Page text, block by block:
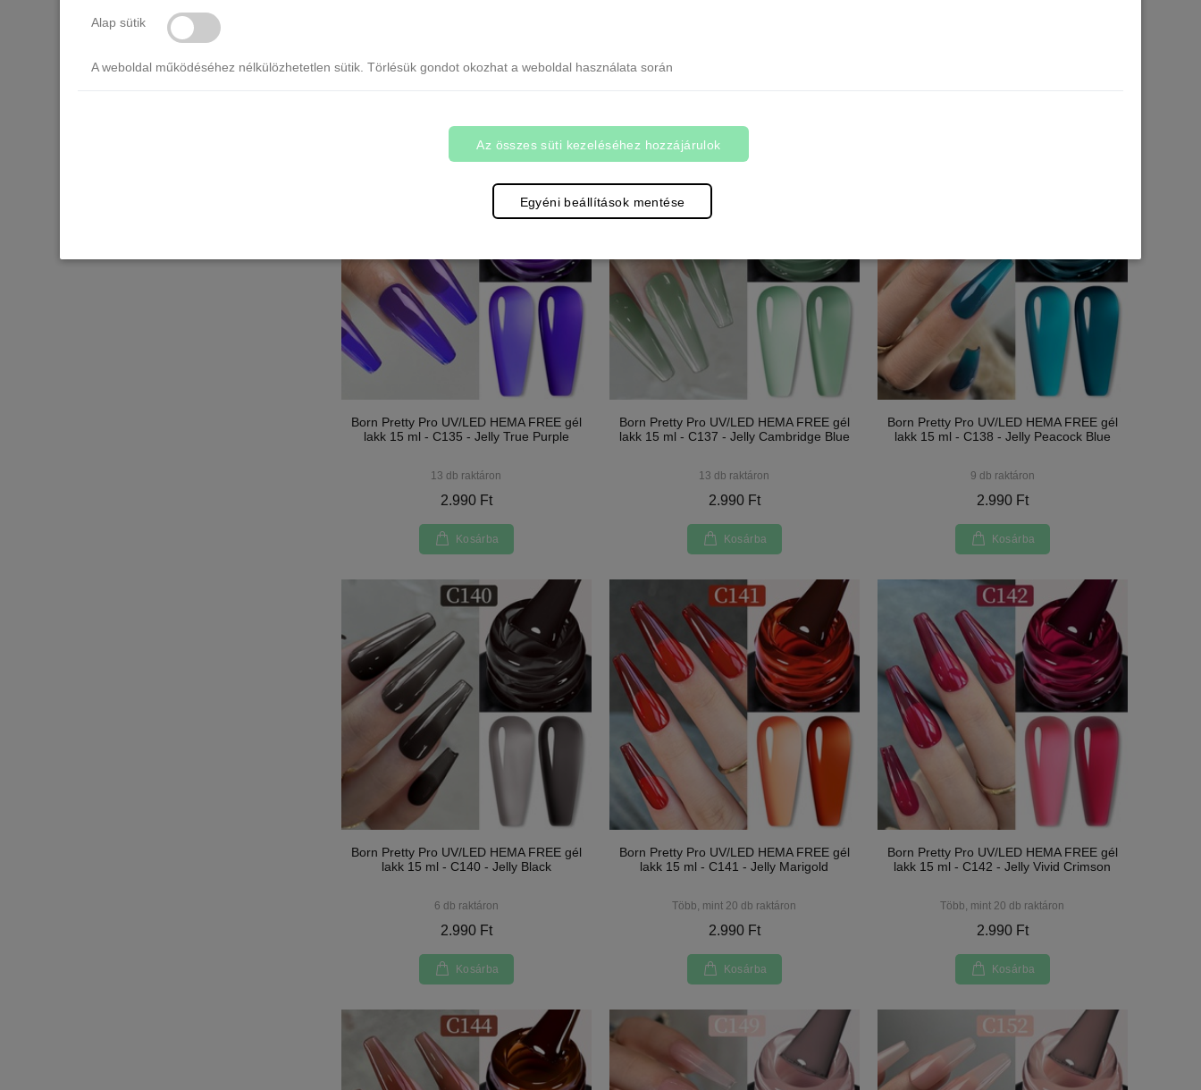
2.990 Ft
Born Pretty Pro UV/LED HEMA FREE gél
lakk 15 ml - C135 - Jelly True Purple
13 db raktáron
2.990 Ft
Kosárba
Born Pretty Pro UV/LED HEMA FREE gél
lakk 15 ml - C137 - Jelly Cambridge Blue
13 db raktáron
2.990 Ft
Kosárba
Born Pretty Pro UV/LED HEMA FREE gél
lakk 15 ml - C138 - Jelly Peacock Blue
9 db raktáron
2.990 Ft
Kosárba
Born Pretty Pro UV/LED HEMA FREE gél
lakk 15 ml - C140 - Jelly Black
6 db raktáron
2.990 Ft
Kosárba
Born Pretty Pro UV/LED HEMA FREE gél
lakk 15 ml - C141 - Jelly Marigold
Több, mint 20 db raktáron
2.990 Ft
Kosárba
Born Pretty Pro UV/LED HEMA FREE gél
lakk 15 ml - C142 - Jelly Vivid Crimson
Több, mint 20 db raktáron
2.990 Ft
Kosárba
Alap sütik
A weboldal működéséhez nélkülözhetetlen sütik. Törlésük gondot okozhat a weboldal használata során
Az összes süti kezeléséhez hozzájárulok
Egyéni beállítások mentése